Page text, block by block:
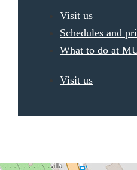
Visit us
Schedules and
What to do at
Visit us